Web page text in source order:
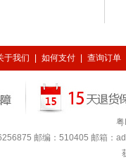
于我们 如何支付| 查询订单
邮编：510405 邮箱：